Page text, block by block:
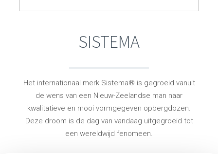
SISTEMA
Het internationaal merk Sistema® is gegroeid vanuit
de wens van een Nieuw-Zeelandse man naar
kwalitatieve en mooi vormgegeven opbergdozen.
Deze droom is de dag van vandaag uitgegroeid tot
een wereldwijd fenomeen.